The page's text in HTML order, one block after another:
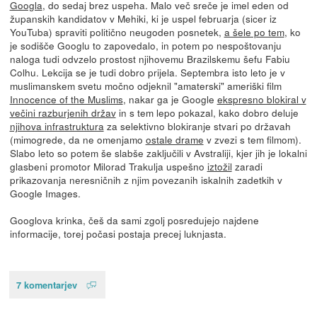
Googla, do sedaj brez uspeha. Malo več sreče je imel eden od
županskih kandidatov v Mehiki, ki je uspel februarja (sicer iz
YouTuba) spraviti politično neugoden posnetek, a šele po tem, ko
je sodišče Googlu to zapovedalo, in potem po nespoštovanju
naloga tudi odvzelo prostost njihovemu Brazilskemu šefu Fabiu
Colhu. Lekcija se je tudi dobro prijela. Septembra isto leto je v
muslimanskem svetu močno odjeknil "amaterski" ameriški film
Innocence of the Muslims, nakar ga je Google ekspresno blokiral v
večini razburjenih državin s tem lepo pokazal, kako dobro deluje
njihova infrastrukturaza selektivno blokiranje stvari po državah
(mimogrede, da ne omenjamo ostale drame v zvezi s tem filmom).
Slabo leto so potem še slabše zaključili v Avstraliji, kjer jih je lokalni
glasbeni promotor Milorad Trakulja uspešno iztožil zaradi
prikazovanja neresničnih z njim povezanih iskalnih zadetkih v
Google Images.
Googlova krinka, češ da sami zgolj posredujejo najdene
informacije, torej počasi postaja precej luknjasta.
7 komentarjev